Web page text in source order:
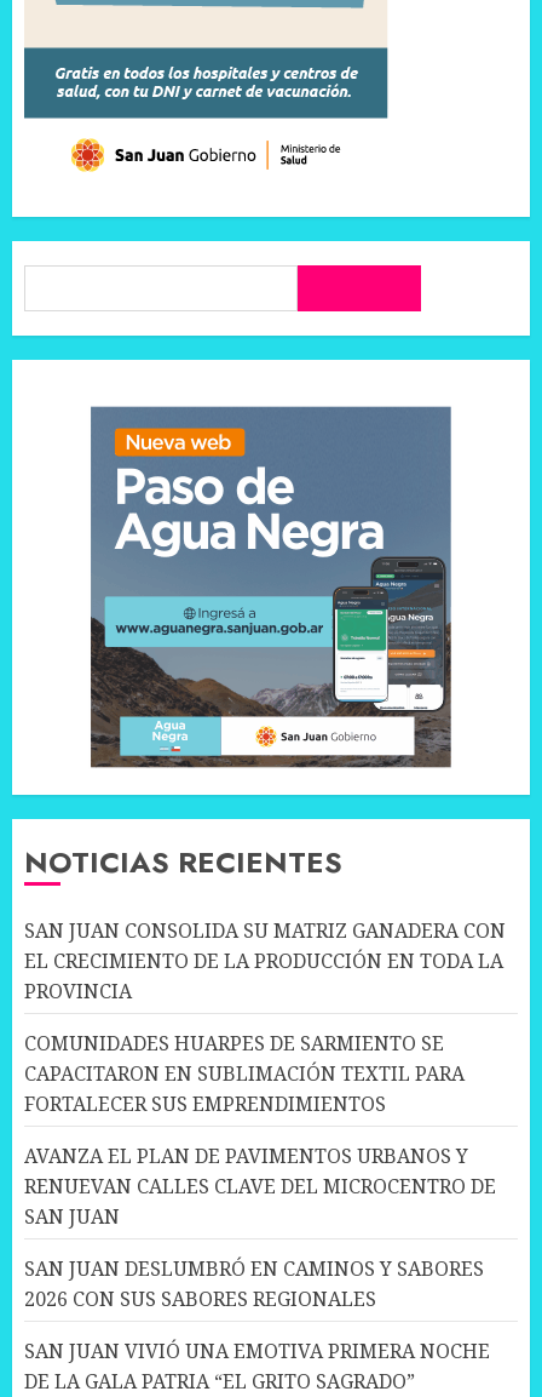
NOTICIAS RECIENTES
SAN JUAN CONSOLIDA SU MATRIZ GANADERA CON
EL CRECIMIENTO DE LA PRODUCCIÓN EN TODA LA
PROVINCIA
COMUNIDADES HUARPES DE SARMIENTO SE
CAPACITARON EN SUBLIMACIÓN TEXTIL PARA
FORTALECER SUS EMPRENDIMIENTOS
AVANZA EL PLAN DE PAVIMENTOS URBANOS Y
RENUEVAN CALLES CLAVE DEL MICROCENTRO DE
SAN JUAN
SAN JUAN DESLUMBRÓ EN CAMINOS Y SABORES
2026 CON SUS SABORES REGIONALES
SAN JUAN VIVIÓ UNA EMOTIVA PRIMERA NOCHE
DE LA GALA PATRIA “EL GRITO SAGRADO”